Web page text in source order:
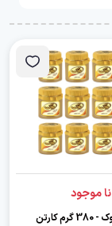
نا موجود
ارده کنجد راوک - 380 گرم کارتن